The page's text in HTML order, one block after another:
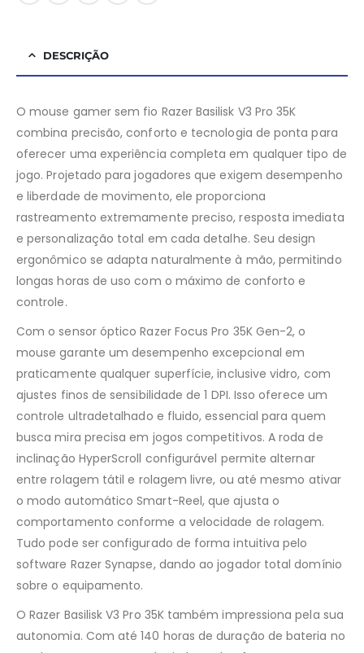
DESCRIÇÃO
O mouse gamer sem fio Razer Basilisk V3 Pro 35K
combina precisão, conforto e tecnologia de ponta para
oferecer uma experiência completa em qualquer tipo de
jogo. Projetado para jogadores que exigem desempenho
e liberdade de movimento, ele proporciona
rastreamento extremamente preciso, resposta imediata
e personalização total em cada detalhe. Seu design
ergonômico se adapta naturalmente à mão, permitindo
longas horas de uso com o máximo de conforto e
controle.
Com o sensor óptico Razer Focus Pro 35K Gen-2, o
mouse garante um desempenho excepcional em
praticamente qualquer superfície, inclusive vidro, com
ajustes finos de sensibilidade de 1 DPI. Isso oferece um
controle ultradetalhado e fluido, essencial para quem
busca mira precisa em jogos competitivos. A roda de
inclinação HyperScroll configurável permite alternar
entre rolagem tátil e rolagem livre, ou até mesmo ativar
o modo automático Smart-Reel, que ajusta o
comportamento conforme a velocidade de rolagem.
Tudo pode ser configurado de forma intuitiva pelo
software Razer Synapse, dando ao jogador total domínio
sobre o equipamento.
O Razer Basilisk V3 Pro 35K também impressiona pela sua
autonomia. Com até 140 horas de duração de bateria no